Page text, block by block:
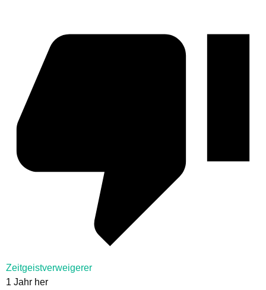
Zeitgeistverweigerer
1 Jahr her